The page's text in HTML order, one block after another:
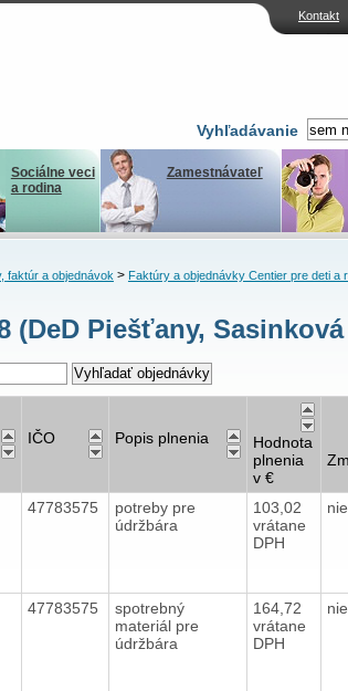
Kontakt
Vyhľadávanie
Sociálne veci
a rodina
Zamestnávateľ
faktúr a objednávok> Faktúry a objednávky Centier pre deti a
(DeD Piešťany, Sasinková
IČO Popis plnenia
Hodnota
plnenia
v €
47783575
potreby pre
údržbára
103,02
vrátane
DPH
nie
47783575
spotrebný
materiál pre
údržbára
164,72
vrátane
DPH
nie